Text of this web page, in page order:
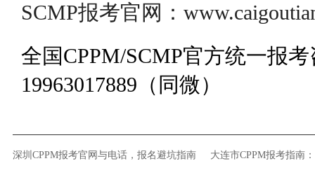
SCMP报考官网：
全国CPPM/SCMP官方统一报
19963017889（同微）
深圳CPPM报考官网与电话，报名避坑指南 大连市CPPM报考指南